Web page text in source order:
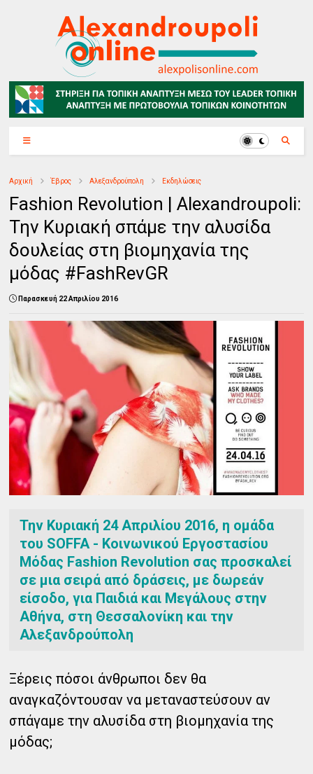
Αρχική Έβρος Αλεξανδρούπολη Εκδηλώσεις
Fashion Revolution | Alexandroupoli:
Την Κυριακή σπάμε την αλυσίδα
δουλείας στη βιομηχανία της
μόδας #FashRevGR
Παρασκευή 22 Απριλίου 2016
Την Κυριακή 24 Απριλίου 2016, η ομάδα
του SOFFA - Κοινωνικού Εργοστασίου
Μόδας Fashion Revolution σας προσκαλεί
σε μια σειρά από δράσεις, με δωρεάν
είσοδο, για Παιδιά και Μεγάλους στην
Αθήνα, στη Θεσσαλονίκη και την
Αλεξανδρούπολη
Ξέρεις πόσοι άνθρωποι δεν θα
αναγκαζόντουσαν να μεταναστεύσουν αν
σπάγαμε την αλυσίδα στη βιομηχανία της
μόδας;